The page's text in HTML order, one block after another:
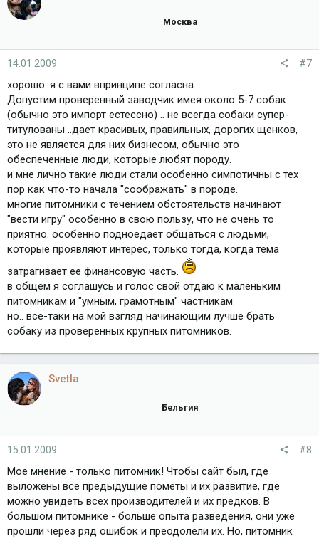
Москва
14.01.2009 #7
хорошо. я с вами впринципе согласна.
Допустим проверенный заводчик имея около 5-7 собак
(обычно это импорт естессно) .. не всегда собаки супер-
титулованы ..дает красивых, правильных, дорогих щенков,
это не является для них бизнесом, обычно это
обеспеченные люди, которые любят породу.
и мне лично такие люди стали особенно симпотичны с тех
пор как что-то начала "соображать" в породе.
многие питомники с течением обстоятельств начинают
"вести игру" особенно в свою пользу, что не очень то
приятно. особенно подноедает общаться с людьми,
которые проявляют интерес, только тогда, когда тема
затрагивает ее финансовую часть.
в общем я соглашусь и голос свой отдаю к маленьким
питомникам и "умным, грамотным" частникам
но.. все-таки на мой взгляд начинающим лучше брать
собаку из проверенных крупных питомников.
Svetla
Бельгия
15.01.2009 #8
Мое мнение - только питомник! Чтобы сайт был, где
выложены все предыдущие пометы и их развитие, где
можно увидеть всех производителей и их предков. В
большом питомнике - больше опыта разведения, они уже
прошли через ряд ошибок и преодолели их. Но, питомник